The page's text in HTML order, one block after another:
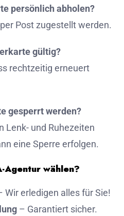
persönlich abholen?
Post zugestellt werden.
gültig?
rechtzeitig erneuert
gesperrt werden?
Lenk- und Ruhezeiten
eine Sperre erfolgen.
Agentur wählen?
Wir erledigen alles für Sie!
– Garantiert sicher.